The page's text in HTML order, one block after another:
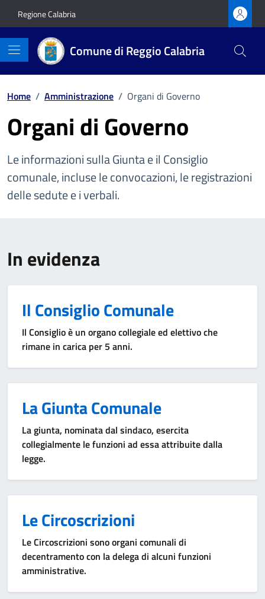
Regione Calabria
Comune di Reggio Calabria
Home / Amministrazione / Organi di Governo
Organi di Governo
Le informazioni sulla Giunta e il Consiglio
comunale, incluse le convocazioni, le registrazioni
delle sedute e i verbali.
In evidenza
Il Consiglio Comunale
Il Consiglio è un organo collegiale ed elettivo che
rimane in carica per 5 anni.
La Giunta Comunale
La giunta, nominata dal sindaco, esercita
collegialmente le funzioni ad essa attribuite dalla
legge.
Le Circoscrizioni
Le Circoscrizioni sono organi comunali di
decentramento con la delega di alcuni funzioni
amministrative.